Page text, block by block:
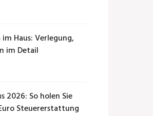
Haus: Verlegung,
im Detail
2026: So holen Sie
Steuererstattung